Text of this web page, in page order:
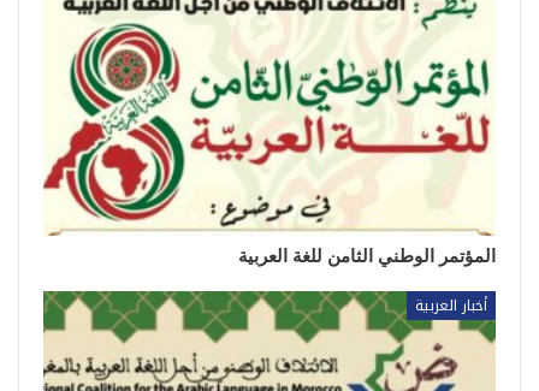
المؤتمر الوطني الثامن للغة العربية
أخبار العربية